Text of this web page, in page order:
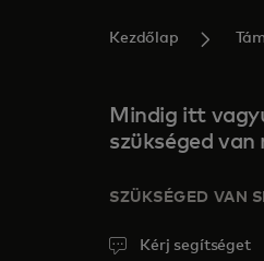
Kezdőlap
Mindig itt
szükséged van
SZÜKSÉGED VAN
Kérj segítséget